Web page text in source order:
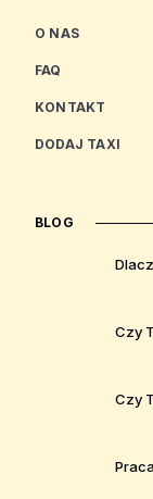
O NAS
FAQ
KONTAKT
DODAJ TAXI
BLOG
Czy
Czy